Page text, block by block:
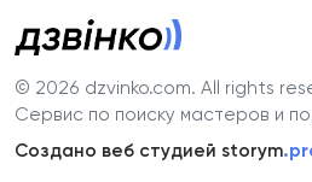
© 2026 dzvinko.com. All rights
Сервис по поиску мастеров и
Создано веб студией storym